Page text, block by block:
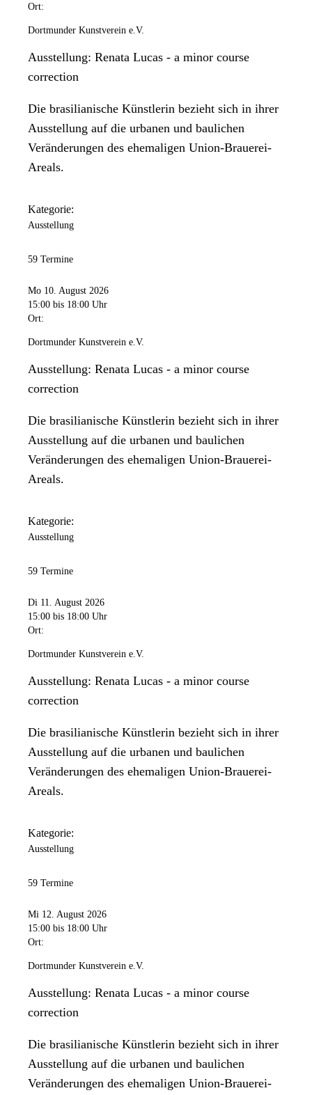
Ort:
Dortmunder Kunstverein e.V.
Ausstellung: Renata Lucas - a minor course
correction
Die brasilianische Künstlerin bezieht sich in ihrer
Ausstellung auf die urbanen und baulichen
Veränderungen des ehemaligen Union-Brauerei-
Areals.
Kategorie:
Ausstellung
59 Termine
Mo 10. August 2026
15:00 bis 18:00 Uhr
Ort:
Dortmunder Kunstverein e.V.
Ausstellung: Renata Lucas - a minor course
correction
Die brasilianische Künstlerin bezieht sich in ihrer
Ausstellung auf die urbanen und baulichen
Veränderungen des ehemaligen Union-Brauerei-
Areals.
Kategorie:
Ausstellung
59 Termine
Di 11. August 2026
15:00 bis 18:00 Uhr
Ort:
Dortmunder Kunstverein e.V.
Ausstellung: Renata Lucas - a minor course
correction
Die brasilianische Künstlerin bezieht sich in ihrer
Ausstellung auf die urbanen und baulichen
Veränderungen des ehemaligen Union-Brauerei-
Areals.
Kategorie:
Ausstellung
59 Termine
Mi 12. August 2026
15:00 bis 18:00 Uhr
Ort:
Dortmunder Kunstverein e.V.
Ausstellung: Renata Lucas - a minor course
correction
Die brasilianische Künstlerin bezieht sich in ihrer
Ausstellung auf die urbanen und baulichen
Veränderungen des ehemaligen Union-Brauerei-